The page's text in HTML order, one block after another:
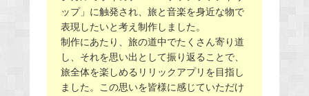
ップ」に触発され、旅と音楽を身近な物で
表現したいと考え制作しました。
制作にあたり、旅の道中でたくさん寄り道
し、それを思い出として振り返ることで、
旅全体を楽しめるリリックアプリを目指し
ました。この思いを皆様に感じていただけ